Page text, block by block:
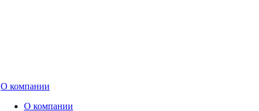
О компании
О компании